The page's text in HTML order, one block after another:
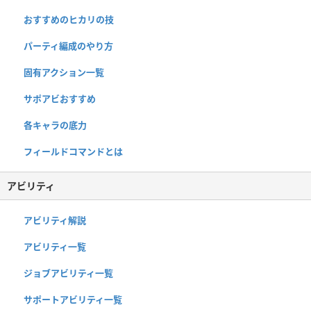
おすすめのヒカリの技
パーティ編成のやり方
固有アクション一覧
サポアビおすすめ
各キャラの底力
フィールドコマンドとは
アビリティ
アビリティ解説
アビリティ一覧
ジョブアビリティ一覧
サポートアビリティ一覧